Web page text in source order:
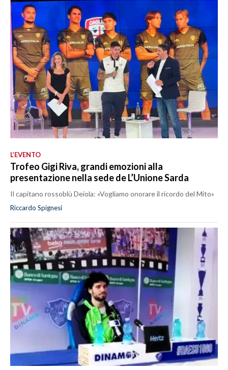
L’EVENTO
Trofeo Gigi Riva, grandi emozioni alla
presentazione nella sede de L’Unione Sarda
Il capitano rossoblù Deiola: «Vogliamo onorare il ricordo del Mito»
Riccardo Spignesi